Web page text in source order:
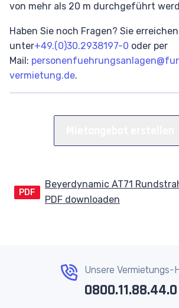
von mehr als 20 m durchgeführt
Haben Sie noch Fragen? Sie
unter+49.(0)30.2938197-0 oder per
Mail:
vermietung.de.
PDF
Beyerdynamic AT71
PDF downloaden
Unsere Vermietungs-
0800.11.88.44.0